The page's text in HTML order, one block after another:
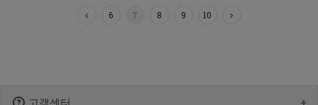
6 7 8 9 10
고객센터